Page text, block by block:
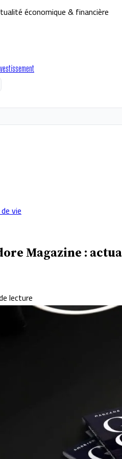
économique & financière
vie
Magazine :
lecture